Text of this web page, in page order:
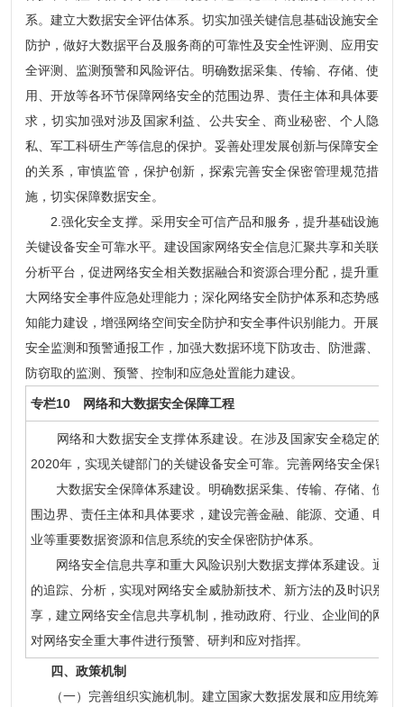
系。建立大数据安全评估体系。切实加强关键信息基础设施安全
防护，做好大数据平台及服务商的可靠性及安全性评测、应用安
全评测、监测预警和风险评估。明确数据采集、传输、存储、使
用、开放等各环节保障网络安全的范围边界、责任主体和具体要
求，切实加强对涉及国家利益、公共安全、商业秘密、个人隐
私、军工科研生产等信息的保护。妥善处理发展创新与保障安全
的关系，审慎监管，保护创新，探索完善安全保密管理规范措
施，切实保障数据安全。
2.强化安全支撑。采用安全可信产品和服务，提升基础设施
关键设备安全可靠水平。建设国家网络安全信息汇聚共享和关联
分析平台，促进网络安全相关数据融合和资源合理分配，提升重
大网络安全事件应急处理能力；深化网络安全防护体系和态势感
知能力建设，增强网络空间安全防护和安全事件识别能力。开展
安全监测和预警通报工作，加强大数据环境下防攻击、防泄露、
防窃取的监测、预警、控制和应急处置能力建设。
专栏10 网络和大数据安全保障工程
网络和大数据安全支撑体系建设。在涉及国家安全稳定的领
2020年，实现关键部门的关键设备安全可靠。完善网络安全保密防
大数据安全保障体系建设。明确数据采集、传输、存储、使用
围边界、责任主体和具体要求，建设完善金融、能源、交通、电
业等重要数据资源和信息系统的安全保密防护体系。
网络安全信息共享和重大风险识别大数据支撑体系建设。通过
的追踪、分析，实现对网络安全威胁新技术、新方法的及时识别
享，建立网络安全信息共享机制，推动政府、行业、企业间的网
对网络安全重大事件进行预警、研判和应对指挥。
四、政策机制
（一）完善组织实施机制。建立国家大数据发展和应用统筹